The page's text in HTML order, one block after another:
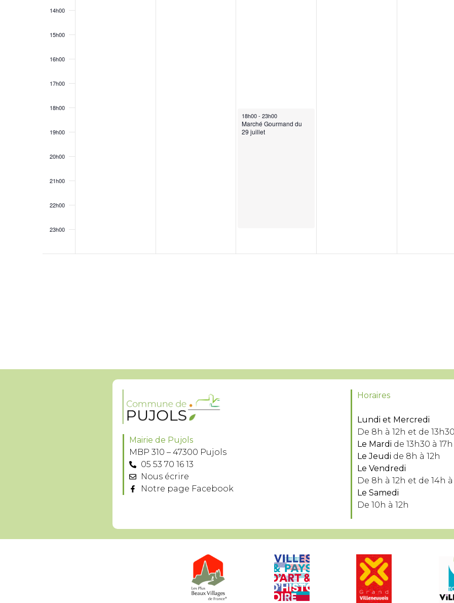
14h00
15h00
16h00
17h00
18h00
19h00
20h00
21h00
22h00
23h00
18h00-23h00
Marché Gourmand du
29 juillet
Mairie de Pujols
MBP 310 – 47300 Pujols
05 53 70 16 13
Nous écrire
Notre page Facebook
Horaires
Lundi et Mercredi
De 8h à 12h et de
Le Mardi de 13h30 à 17h
Le Jeudi de 8h à 12h
Le Vendredi
De 8h à 12h et de 14h à
Le Samedi
De 10h à 12h